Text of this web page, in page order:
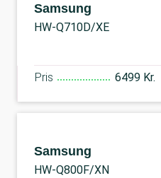
Samsung
HW-Q710D/XE
Pris 6499 Kr.
Samsung
HW-Q800F/XN